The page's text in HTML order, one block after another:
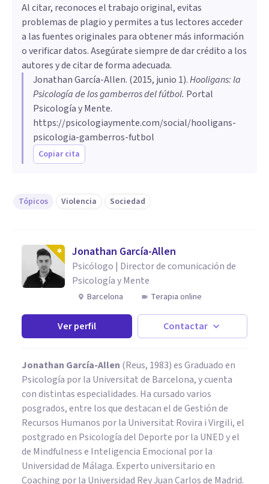
Al citar, reconoces el trabajo original, evitas
problemas de plagio y permites a tus lectores acceder
a las fuentes originales para obtener más información
o verificar datos. Asegúrate siempre de dar crédito a los
autores y de citar de forma adecuada.
Jonathan García-Allen. (2015, junio 1).Hooligans: la
Psicología de los gamberros del fútbol. Portal
Psicología y Mente.
https://psicologiaymente.com/social/hooligans-
psicologia-gamberros-futbol
Copiar cita
Tópicos Violencia Sociedad
Jonathan García-Allen
Psicólogo | Director de comunicación de
Psicología y Mente
Barcelona Terapia online
Ver perfil Contactar
Jonathan García-Allen (Reus, 1983) es Graduado en
Psicología por la Universitat de Barcelona, y cuenta
con distintas especialidades. Ha cursado varios
posgrados, entre los que destacan el de Gestión de
Recursos Humanos por la Universitat Rovira i Virgili, el
postgrado en Psicología del Deporte por la UNED y el
de Mindfulness e Inteligencia Emocional por la
Universidad de Málaga. Experto universitario en
Coaching por la Universidad Rey Juan Carlos de Madrid.